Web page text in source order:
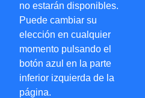
no estarán disponibles.
Puede cambiar su
elección en cualquier
momento pulsando el
botón azul en la parte
inferior izquierda de la
página.